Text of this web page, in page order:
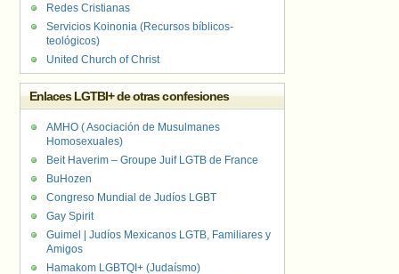
Redes Cristianas
Servicios Koinonia (Recursos bíblicos-
teológicos)
United Church of Christ
Enlaces LGTBI+ de otras confesiones
AMHO ( Asociación de Musulmanes
Homosexuales)
Beit Haverim – Groupe Juif LGTB de France
BuHozen
Congreso Mundial de Judíos LGBT
Gay Spirit
Guimel | Judíos Mexicanos LGTB, Familiares y
Amigos
Hamakom LGBTQI+ (Judaísmo)